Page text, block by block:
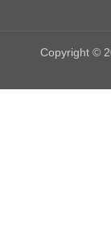
Copyright ©